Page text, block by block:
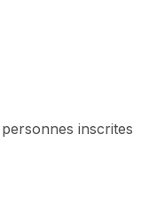
inscrites